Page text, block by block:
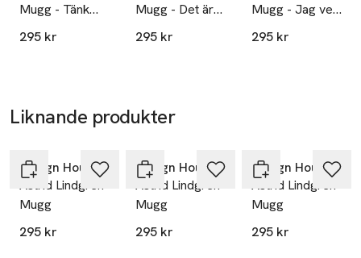
Mugg - Tänk
för att jag kan
295 kr
Mugg - Det är
ingen ordning
295 kr
Mugg - Jag vet
en som ska
295 kr
Liknande produkter
Design House Stockholm
Astrid Lindgren
Mugg
295 kr
Design House Stockholm
Astrid Lindgren
Mugg
295 kr
Design House Stockholm
Astrid Lindgren
Mugg
295 kr